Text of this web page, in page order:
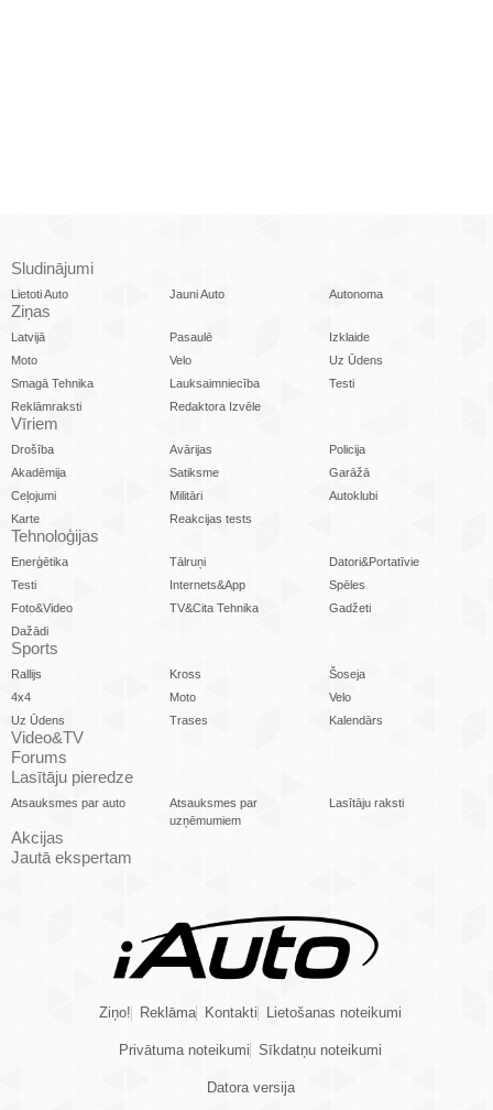
Sludinājumi
Lietoti Auto Jauni Auto Autonoma
Ziņas
Latvijā Pasaulē
Izklaide
Moto
Velo
Uz Ūdens
Smagā Tehnika
Lauksaimniecība
Testi
Reklāmraksti
Redaktora Izvēle
Vīriem
Drošība Avārijas
Policija
Akadēmija
Satiksme
Garāžā
Ceļojumi
Militāri
Autoklubi
Karte
Reakcijas tests
Tehnoloģijas
Enerģētika Tālruņi
Datori&Portatīvie
Testi
Internets&App
Spēles
Foto&Video
TV&Cita Tehnika
Gadžeti
Dažādi
Sports
Rallijs Kross
Šoseja
4x4
Moto
Velo
Uz Ūdens
Trases Kalendārs
Video&TV
Forums
Lasītāju pieredze
Atsauksmes par auto
Atsauksmes par
uzņēmumiem
Lasītāju raksti
Akcijas
Jautā ekspertam
Ziņo! Reklāma Kontakti Lietošanas noteikumi
Privātuma noteikumi Sīkdatņu noteikumi
Datora versija